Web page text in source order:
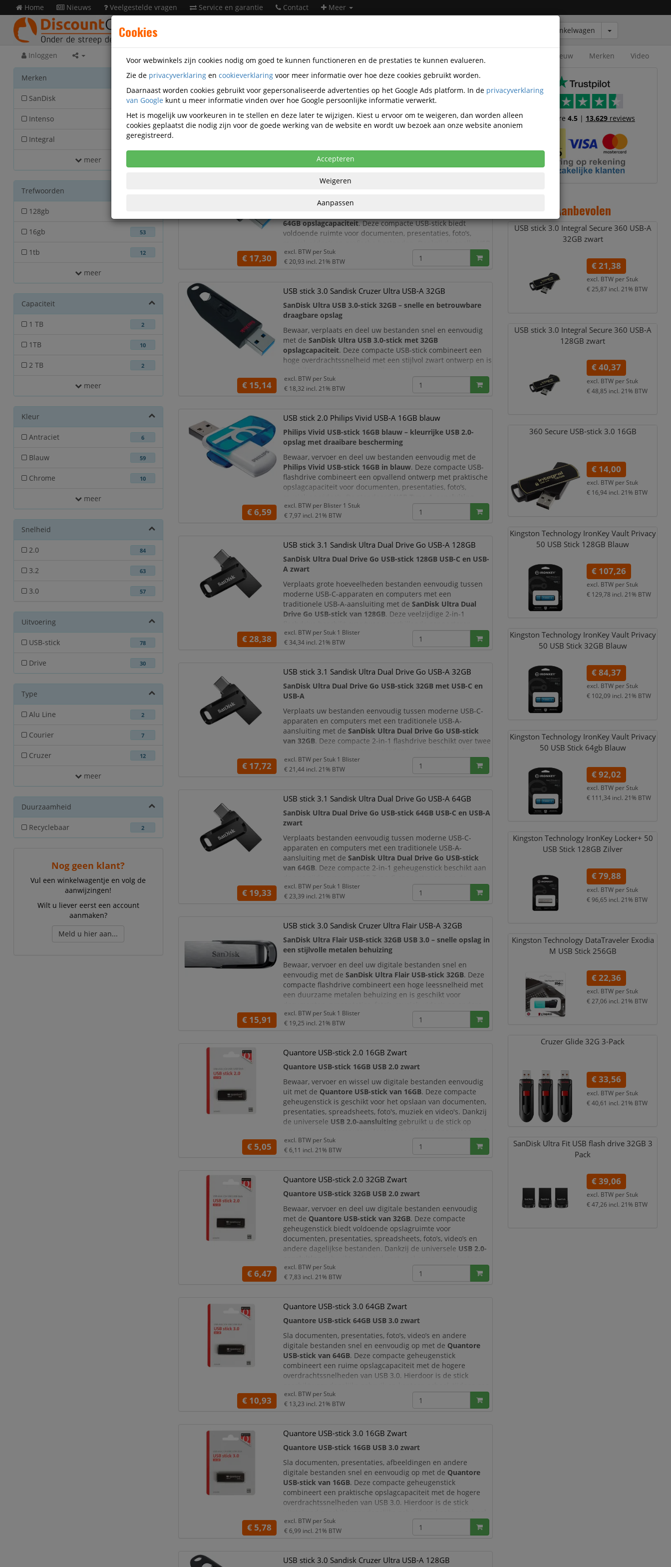
Winkelwagen
Home Nieuws Veelgestelde vragen Service en garantie Contact Meer
Inloggen Nieuw Merken Video
Merken
SanDisk 126
Intenso 60
Integral 57
meer
Trefwoorden
128gb
16gb 53
1tb 12
meer
Capaciteit
1 TB 2
1TB 10
2 TB 2
meer
Kleur
Antraciet 6
Blauw 59
Chrome 10
meer
Snelheid
2.0 84
3.2 63
3.0 57
Uitvoering
USB-stick 78
Drive 30
Type
Alu Line 2
Courier 7
Cruzer 12
meer
Duurzaamheid
Recyclebaar 2
Nog geen klant?
Vul een winkelwagentje en volg de
aanwijzingen!
Wilt u liever eerst een account
aanmaken?
Meld u hier aan...
Accessoires Geheugen & opslag USB-sticks
USB-sticks
Populariteit
USB stick 3.0 Sandisk Cruzer Ultra USB-A 64GB
SanDisk Cruzer Ultra USB 3.0-stick 64GB – snelle en
compacte USB-A-opslag
Bewaar, vervoer en deel uw digitale bestanden snel en
64GB opslagcapaciteit. Deze compacte USB-stick biedt
voldoende ruimte voor documenten, presentaties, foto’s,
3.0-interface is de flashdrive geschikt voor zowel zakelijk als
particulier gebruik.
€ 17,30
excl. BTW per Stuk
€ 20,93 incl. 21% BTW
USB stick 3.0 Sandisk Cruzer Ultra USB-A 32GB
SanDisk Ultra USB 3.0-stick 32GB – snelle en betrouwbare
draagbare opslag
Bewaar, verplaats en deel uw bestanden snel en eenvoudig
met deSanDisk Ultra USB 3.0-stick met 32GB
opslagcapaciteit. Deze compacte USB-stick combineert een
hoge overdrachtssnelheid met een stijlvol zwart ontwerp en is
onderweg.
Dankzij de
zet u documenten, foto’s, muziek,
€ 15,14
excl. BTW per Stuk
€ 18,32 incl. 21% BTW
USB stick 2.0 Philips Vivid USB-A 16GB blauw
Philips Vivid USB-stick 16GB blauw – kleurrijke USB 2.0-
opslag met draaibare bescherming
Bewaar, vervoer en deel uw bestanden eenvoudig met de
Philips Vivid USB-stick 16GB in blauw. Deze compacte USB-
flashdrive combineert een opvallend ontwerp met praktische
opslagcapaciteit voor documenten, presentaties, foto’s,
maakt de stick geschikt voor computers, laptops en andere
apparaten die
€ 6,59
excl. BTW per Blister 1 Stuk
€ 7,97 incl. 21% BTW
USB stick 3.1 Sandisk Ultra Dual Drive Go USB-A 128GB
SanDisk Ultra Dual Drive Go USB-stick 128GB USB-C en USB-
A zwart
Verplaats grote hoeveelheden bestanden eenvoudig tussen
moderne USB-C-apparaten en computers met een
traditionele USB-A-aansluiting met deSanDisk Ultra Dual
Drive Go USB-stick van 128GB. Deze veelzijdige 2-in-1
zodat u documenten, foto’s, video’s, muziek en andere
gegevens zonder losse adapter tussen compatibele
€ 28,38
excl. BTW per Stuk 1 Blister
€ 34,34 incl. 21% BTW
USB stick 3.1 Sandisk Ultra Dual Drive Go USB-A 32GB
SanDisk Ultra Dual Drive Go USB-stick 32GB met USB-C en
USB-A
Verplaats uw bestanden eenvoudig tussen moderne USB-C-
apparaten en computers met een traditionele USB-A-
aansluiting met deSanDisk Ultra Dual Drive Go USB-stick
van 32GB. Deze compacte 2-in-1 flashdrive beschikt over twee
video’s en andere gegevens zonder losse adapter tussen
meerdere apparaten kunt uitwisselen.
€ 17,72
excl. BTW per Stuk 1 Blister
€ 21,44 incl. 21% BTW
USB stick 3.1 Sandisk Ultra Dual Drive Go USB-A 64GB
SanDisk Ultra Dual Drive Go USB-stick 64GB USB-C en USB-A
zwart
Verplaats bestanden eenvoudig tussen moderne USB-C-
apparaten en computers met een traditionele USB-A-
aansluiting met deSanDisk Ultra Dual Drive Go USB-stick
van 64GB. Deze compacte 2-in-1 geheugenstick beschikt aan
andere zijde over een USB Type-A-connector.
Hierdoor kunt u documenten, foto’s, video’s, muziek en andere
€ 19,33
excl. BTW per Stuk 1 Blister
€ 23,39 incl. 21% BTW
USB stick 3.0 Sandisk Cruzer Ultra Flair USB-A 32GB
SanDisk Ultra Flair USB-stick 32GB USB 3.0 – snelle opslag in
een stijlvolle metalen behuizing
Bewaar, vervoer en deel uw digitale bestanden snel en
eenvoudig met deSanDisk Ultra Flair USB-stick 32GB. Deze
compacte flashdrive combineert een hoge leessnelheid met
een duurzame metalen behuizing en is geschikt voor
persoonlijke of zakelijke bestanden.
Dankzij de
€ 15,91
excl. BTW per Stuk 1 Blister
€ 19,25 incl. 21% BTW
Quantore USB-stick 2.0 16GB Zwart
Quantore USB-stick 16GB USB 2.0 zwart
Bewaar, vervoer en wissel uw digitale bestanden eenvoudig
uit met de Quantore USB-stick van 16GB. Deze compacte
geheugenstick is geschikt voor het opslaan van documenten,
presentaties, spreadsheets, foto's, muziek en video's. Dankzij
de universele USB 2.0-aansluiting gebruikt u de stick op
een standaard USB-A-poort.
De zwarte behuizing is licht va
€ 5,05
excl. BTW per Stuk
€ 6,11 incl. 21% BTW
Quantore USB-stick 2.0 32GB Zwart
Quantore USB-stick 32GB USB 2.0 zwart
Bewaar, vervoer en deel uw digitale bestanden eenvoudig
met de Quantore USB-stick van 32GB. Deze compacte
geheugenstick biedt voldoende opslagruimte voor
documenten, presentaties, spreadsheets, foto’s, video’s en
andere dagelijkse bestanden. Dankzij de universele USB 2.0-
en andere apparaten met een standaard USB-A-poort.
De zwarte behuizing is
€ 6,47
excl. BTW per Stuk
€ 7,83 incl. 21% BTW
Quantore USB-stick 3.0 64GB Zwart
Quantore USB-stick 64GB USB 3.0 zwart
Sla documenten, presentaties, foto’s, video’s en andere
digitale bestanden snel en eenvoudig op met de Quantore
USB-stick van 64GB. Deze compacte geheugenstick
combineert een ruime opslagcapaciteit met de hogere
overdrachtssnelheden van USB 3.0. Hierdoor is de stick
opleiding en thuis.
De zwarte behuizing is vervaardigd van100% gerecycled
€ 10,93
excl. BTW per Stuk
€ 13,23 incl. 21% BTW
Quantore USB-stick 3.0 16GB Zwart
Quantore USB-stick 16GB USB 3.0 zwart
Sla documenten, presentaties, afbeeldingen en andere
digitale bestanden snel en eenvoudig op met de Quantore
USB-stick van 16GB. Deze compacte geheugenstick
combineert een praktische opslagcapaciteit met de hogere
overdrachtssnelheden van USB 3.0. Hierdoor is de stick
tijdens een opleiding, thuis en onderweg.
De zwarte behuizing is gemaakt v
€ 5,78
excl. BTW per Stuk
€ 6,99 incl. 21% BTW
USB stick 3.0 Sandisk Cruzer Ultra USB-A 128GB
Trustscore4.5 | 13.629 reviews
Aanbevolen
USB stick 3.0 Integral Secure 360 USB-A
32GB zwart
€ 21,38
excl. BTW per Stuk
€ 25,87 incl. 21% BTW
USB stick 3.0 Integral Secure 360 USB-A
128GB zwart
€ 40,37
excl. BTW per Stuk
€ 48,85 incl. 21% BTW
360 Secure USB-stick 3.0 16GB
€ 14,00
excl. BTW per Stuk
€ 16,94 incl. 21% BTW
Kingston Technology IronKey Vault Privacy
50 USB Stick 128GB Blauw
€ 107,26
excl. BTW per Stuk
€ 129,78 incl. 21% BTW
Kingston Technology IronKey Vault Privacy
50 USB Stick 32GB Blauw
€ 84,37
excl. BTW per Stuk
€ 102,09 incl. 21% BTW
Kingston Technology IronKey Vault Privacy
50 USB Stick 64gb Blauw
€ 92,02
excl. BTW per Stuk
€ 111,34 incl. 21% BTW
Kingston Technology IronKey Locker+ 50
USB Stick 128GB Zilver
€ 79,88
excl. BTW per Stuk
€ 96,65 incl. 21% BTW
Kingston Technology DataTraveler Exodia
M USB Stick 256GB
€ 22,36
excl. BTW per Stuk
€ 27,06 incl. 21% BTW
Cruzer Glide 32G 3-Pack
€ 33,56
excl. BTW per Stuk
€ 40,61 incl. 21% BTW
SanDisk Ultra Fit USB flash drive 32GB 3
Pack
€ 39,06
excl. BTW per Stuk
€ 47,26 incl. 21% BTW
Cookies
Voor webwinkels zijn cookies nodig om goed te kunnen functioneren en de prestaties te kunnen evalueren.
Zie de privacyverklaring en cookieverklaring voor meer informatie over hoe deze cookies gebruikt worden.
Daarnaast worden cookies gebruikt voor gepersonaliseerde advertenties op het Google Ads platform. In de privacyverklaring
van Google kunt u meer informatie vinden over hoe Google persoonlijke informatie verwerkt.
Het is mogelijk uw voorkeuren in te stellen en deze later te wijzigen. Kiest u ervoor om te weigeren, dan worden alleen
cookies geplaatst die nodig zijn voor de goede werking van de website en wordt uw bezoek aan onze website anoniem
geregistreerd.
Accepteren
Weigeren
Aanpassen